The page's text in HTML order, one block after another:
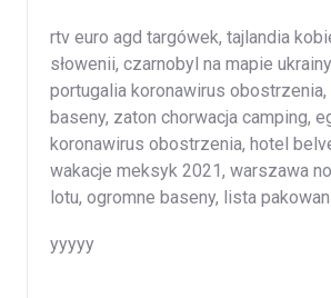
rtv euro agd targówek, tajlandia
słowenii, czarnobyl na mapie
portugalia koronawirus
baseny, zaton chorwacja camping,
koronawirus obostrzenia, hotel
wakacje meksyk 2021, warszawa
lotu, ogromne baseny, lista
yyyyy